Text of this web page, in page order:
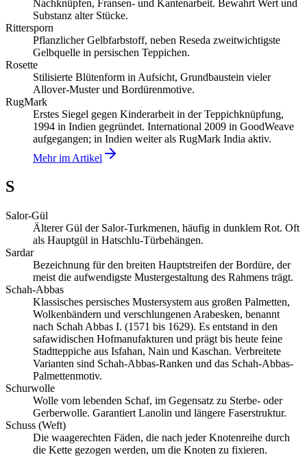
Nachknüpfen, Fransen- und Kantenarbeit. Bewahrt Wert und
Substanz alter Stücke.
Rittersporn
Pflanzlicher Gelbfarbstoff, neben Reseda zweitwichtigste
Gelbquelle in persischen Teppichen.
Rosette
Stilisierte Blütenform in Aufsicht, Grundbaustein vieler
Allover-Muster und Bordürenmotive.
RugMark
Erstes Siegel gegen Kinderarbeit in der Teppichknüpfung,
1994 in Indien gegründet. International 2009 in GoodWeave
aufgegangen; in Indien weiter als RugMark India aktiv.
Mehr im Artikel
S
Salor-Gül
Älterer Gül der Salor-Turkmenen, häufig in dunklem Rot. Oft
als Hauptgül in Hatschlu-Türbehängen.
Sardar
Bezeichnung für den breiten Hauptstreifen der Bordüre, der
meist die aufwendigste Mustergestaltung des Rahmens trägt.
Schah-Abbas
Klassisches persisches Mustersystem aus großen Palmetten,
Wolkenbändern und verschlungenen Arabesken, benannt
nach Schah Abbas I. (1571 bis 1629). Es entstand in den
safawidischen Hofmanufakturen und prägt bis heute feine
Stadtteppiche aus Isfahan, Nain und Kaschan. Verbreitete
Varianten sind Schah-Abbas-Ranken und das Schah-Abbas-
Palmettenmotiv.
Schurwolle
Wolle vom lebenden Schaf, im Gegensatz zu Sterbe- oder
Gerberwolle. Garantiert Lanolin und längere Faserstruktur.
Schuss (Weft)
Die waagerechten Fäden, die nach jeder Knotenreihe durch
die Kette gezogen werden, um die Knoten zu fixieren.